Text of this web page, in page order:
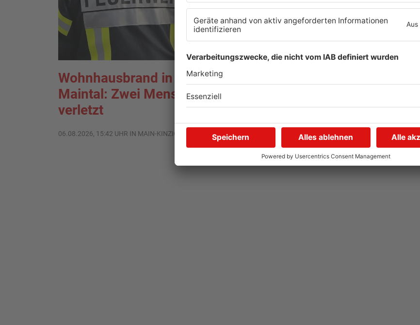
Wohnhausbrand in
Maintal: Zwei Menschen
verletzt
06.08.2026, 15:42 UHR IN MAIN-KINZIG-KREIS
Kreis und in Hanau
06.08.2026, 11:33 UHR IN MAIN-KINZIG-KREIS